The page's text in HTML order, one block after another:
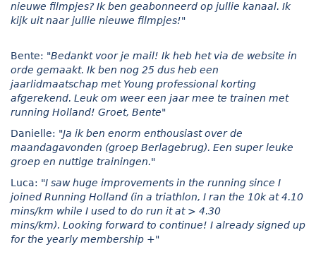
nieuwe filmpjes? Ik ben geabonneerd op jullie kanaal. Ik
kijk uit naar jullie nieuwe filmpjes!"
Bente: "Bedankt voor je mail! Ik heb het via de website in
orde gemaakt. Ik ben nog 25 dus heb een
jaarlidmaatschap met Young professional korting
afgerekend. Leuk om weer een jaar mee te trainen met
running Holland! Groet, Bente"
Danielle: "Ja ik ben enorm enthousiast over de
maandagavonden (groep Berlagebrug). Een super leuke
groep en nuttige trainingen."
Luca: "I saw huge improvements in the running since I
joined Running Holland (in a triathlon, I ran the 10k at 4.10
mins/km while I used to do run it at > 4.30
mins/km). Looking forward to continue! I already signed up
for the yearly membership +"